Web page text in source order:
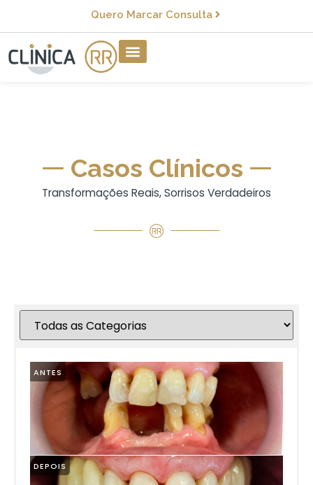
Quero Marcar Consulta
Casos Clínicos
Transformações Reais, Sorrisos Verdadeiros
ANTES
DEPOIS